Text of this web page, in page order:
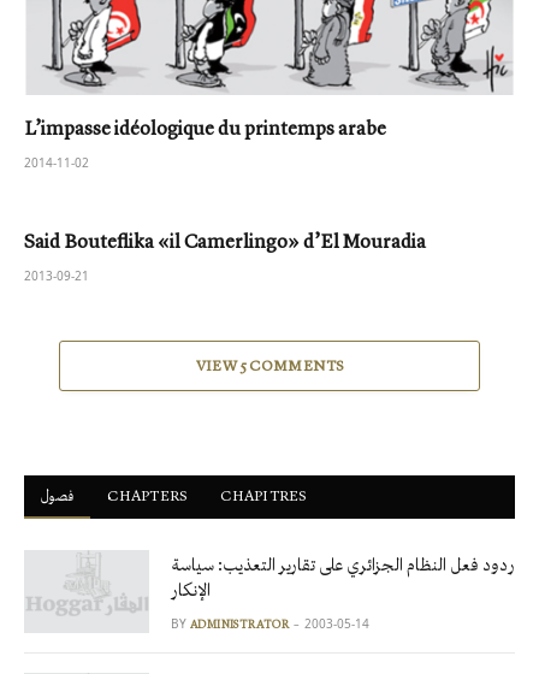
L’impasse idéologique du printemps arabe
2014-11-02
Said Bouteflika «il Camerlingo» d’El Mouradia
2013-09-21
VIEW 5 COMMENTS
فصول ْCHAPTERS CHAPITRES
ردود فعل النظام الجزائري على تقارير التعذيب: سياسة
الإنكار
BY ADMINISTRATOR 2003-05-14